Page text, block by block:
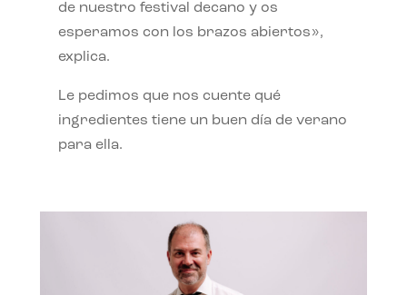
de nuestro festival decano y os
esperamos con los brazos abiertos»,
explica.
Le pedimos que nos cuente qué
ingredientes tiene un buen día de verano
para ella.